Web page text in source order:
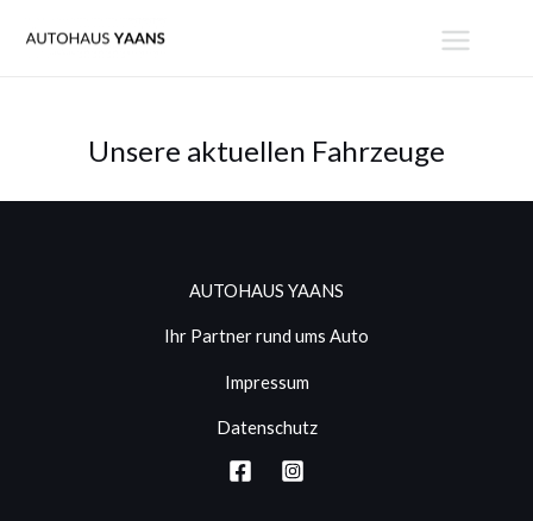
Inhalt
Unsere aktuellen Fahrzeuge
AUTOHAUS YAANS
Ihr Partner rund ums Auto
Impressum
Datenschutz